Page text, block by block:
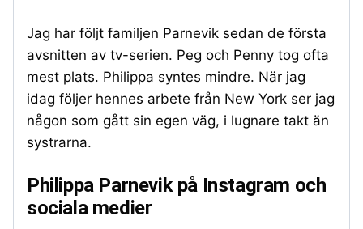
Jag har följt familjen Parnevik sedan de första
avsnitten av tv-serien. Peg och Penny tog ofta
mest plats. Philippa syntes mindre. När jag
idag följer hennes arbete från New York ser jag
någon som gått sin egen väg, i lugnare takt än
systrarna.
Philippa Parnevik på Instagram och
sociala medier